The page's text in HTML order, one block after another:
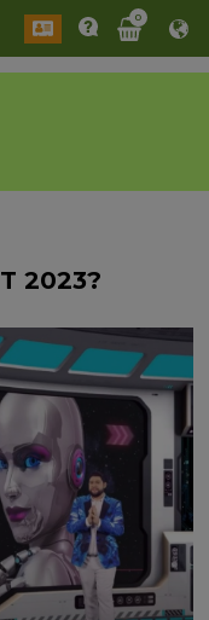
0
2023?